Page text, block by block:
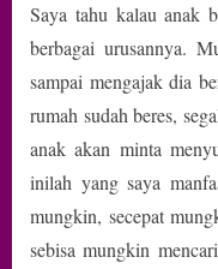
Saya tahu kalau anak
berbagai urusannya.
sampai mengajak dia
rumah sudah beres,
anak akan minta
inilah yang saya
mungkin, secepat
sebisa mungkin